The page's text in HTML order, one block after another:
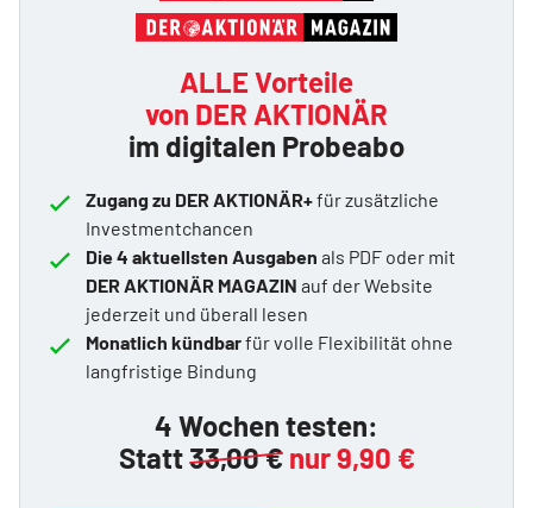
ALLE Vorteile
von DER AKTIONÄR
im digitalen Probeabo
Zugang zu DER AKTIONÄR+für zusätzliche
Investmentchancen
Die 4 aktuellsten Ausgaben als PDF oder mit
DER AKTIONÄR MAGAZIN auf der Website
jederzeit und überall lesen
Monatlich kündbarfür volle Flexibilität ohne
langfristige Bindung
4 Wochen testen:
Statt33,00 € nur 9,90 €